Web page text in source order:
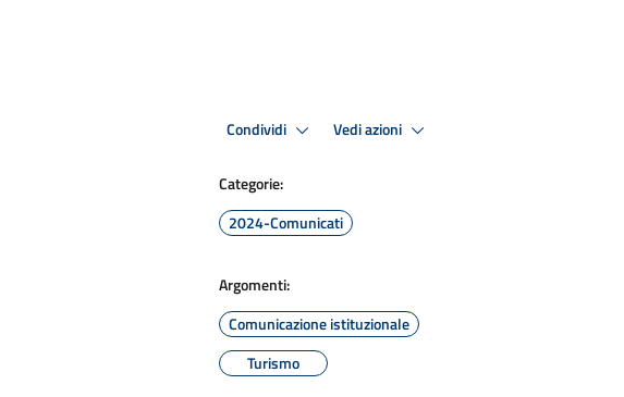
Condividi Vedi azioni
Categorie:
2024-Comunicati
Argomenti:
Comunicazione istituzionale
Turismo